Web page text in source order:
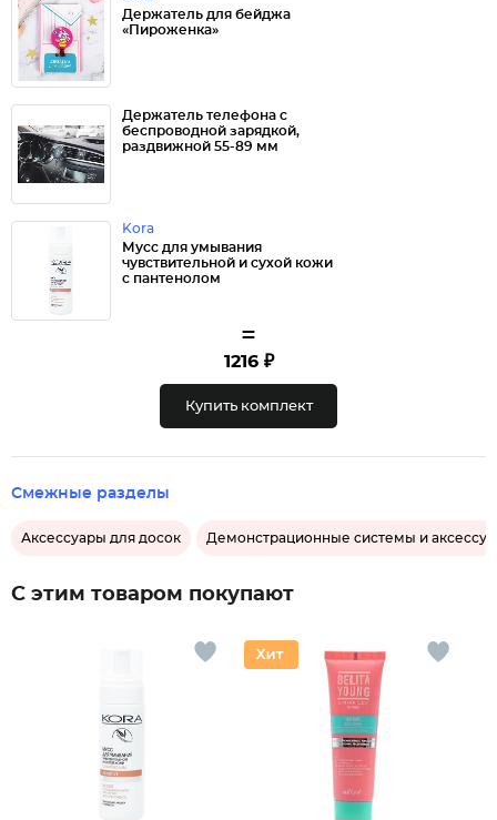
Держатель для бейджа
«Пироженка»
Держатель телефона с
беспроводной зарядкой,
раздвижной 55-89 мм
Kora
Мусс для умывания
чувствительной и сухой кожи
с пантенолом
=
1216 ₽
Купить комплект
Смежные разделы
Аксессуары для досок Демонстрационные системы и
С этим товаром покупают